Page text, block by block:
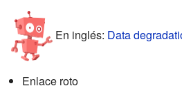
En inglés: Data
Enlace roto